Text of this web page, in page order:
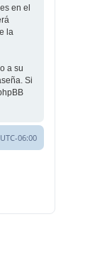
en el
la
a su
Si
UTC-06:00